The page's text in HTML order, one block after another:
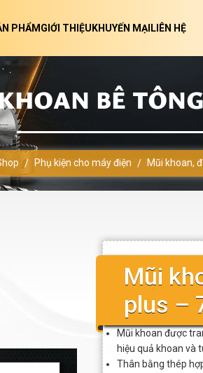
PHẨMGIỚI THIỆUKHUYẾN MẠILIÊN HỆ
BÊ
/ Phụ kiện cho máy điện / Mũi khoan,
Mũi
plus –
Mũi khoan được
hiệu quả khoan và
Thân bằng thép